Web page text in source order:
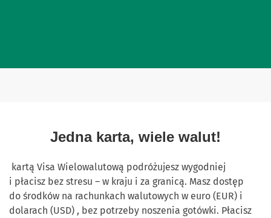
Jedna karta, wiele walut!
kartą Visa Wielowalutową podróżujesz wygodniej
i płacisz bez stresu – w kraju i za granicą. Masz dostęp
do środków na rachunkach walutowych w euro (EUR) i
dolarach (USD) , bez potrzeby noszenia gotówki. Płacisz